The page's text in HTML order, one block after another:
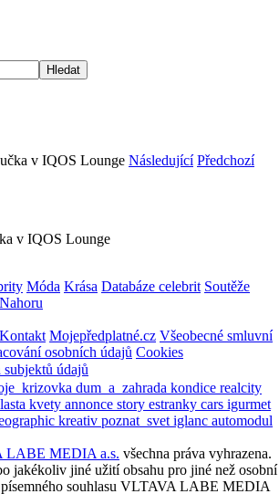
Následující Předchozí
v IQOS Lounge
Móda Krása Databáze celebrit Soutěže
Kontakt Mojepředplatné.cz Všeobecné smluvní
osobních údajů Cookies
subjektů údajů
dum_a_zahrada kondice realcity
kvety annonce story estranky cars igurmet
kreativ poznat_svet iglanc automodul
LABE MEDIA a.s. všechna práva vyhrazena.
jakékoliv jiné užití obsahu pro jiné než osobní
písemného souhlasu VLTAVA LABE MEDIA